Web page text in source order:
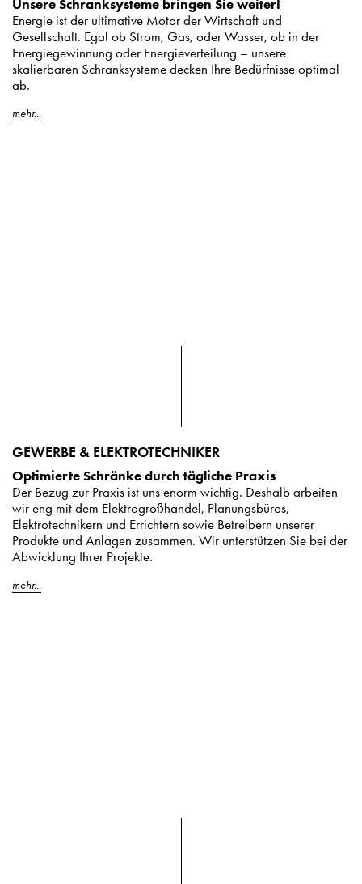
Unsere Schranksysteme bringen Sie weiter!
Energie ist der ultimative Motor der Wirtschaft und
Gesellschaft. Egal ob Strom, Gas, oder Wasser, ob in der
Energiegewinnung oder Energieverteilung – unsere
skalierbaren Schranksysteme decken Ihre Bedürfnisse optimal
ab.
mehr...
GEWERBE & ELEKTROTECHNIKER
Optimierte Schränke durch tägliche Praxis
Der Bezug zur Praxis ist uns enorm wichtig. Deshalb arbeiten
wir eng mit dem Elektrogroßhandel, Planungsbüros,
Elektrotechnikern und Errichtern sowie Betreibern unserer
Produkte und Anlagen zusammen. Wir unterstützen Sie bei der
Abwicklung Ihrer Projekte.
mehr...